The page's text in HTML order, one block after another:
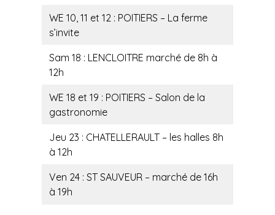
WE 10, 11 et 12 : POITIERS – La ferme
s’invite
Sam 18 : LENCLOITRE marché de 8h à
12h
WE 18 et 19 : POITIERS – Salon de la
gastronomie
Jeu 23 : CHATELLERAULT – les halles 8h
à 12h
Ven 24 : ST SAUVEUR – marché de 16h
à 19h